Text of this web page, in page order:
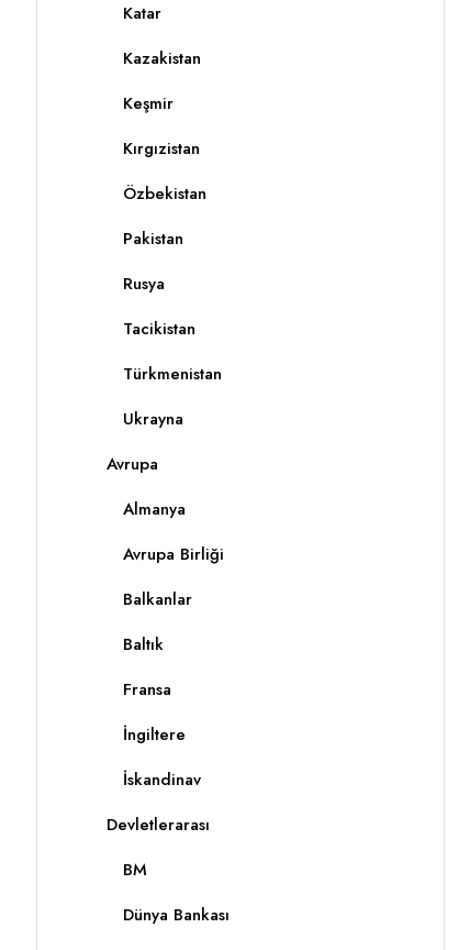
Katar
Kazakistan
Keşmir
Kırgızistan
Özbekistan
Pakistan
Rusya
Tacikistan
Türkmenistan
Ukrayna
Avrupa
Almanya
Avrupa Birliği
Balkanlar
Baltık
Fransa
İngiltere
İskandinav
Devletlerarası
BM
Dünya Bankası